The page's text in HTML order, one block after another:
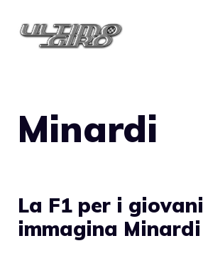
Minardi
La F1 per i
immagina Minardi